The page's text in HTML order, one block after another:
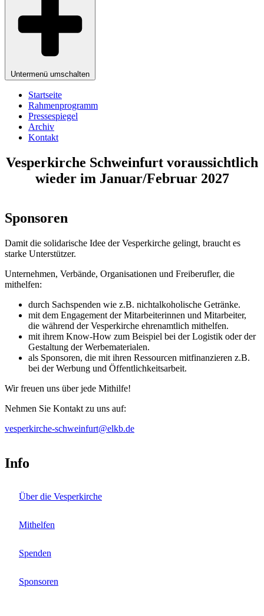
Untermenü umschalten
Startseite
Rahmenprogramm
Pressespiegel
Archiv
Kontakt
Vesperkirche Schweinfurt voraussichtlich
wieder im Januar/Februar 2027
Sponsoren
Damit die solidarische Idee der Vesperkirche gelingt, braucht es
starke Unterstützer.
Unternehmen, Verbände, Organisationen und Freiberufler, die
mithelfen:
durch Sachspenden wie z.B. nichtalkoholische Getränke.
mit dem Engagement der Mitarbeiterinnen und Mitarbeiter,
die während der Vesperkirche ehrenamtlich mithelfen.
mit ihrem Know-How zum Beispiel bei der Logistik oder der
Gestaltung der Werbematerialen.
als Sponsoren, die mit ihren Ressourcen mitfinanzieren z.B.
bei der Werbung und Öffentlichkeitsarbeit.
Wir freuen uns über jede Mithilfe!
Nehmen Sie Kontakt zu uns auf:
vesperkirche-schweinfurt@elkb.de
Info
Über die Vesperkirche
Mithelfen
Spenden
Sponsoren